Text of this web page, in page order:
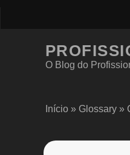
O Blog do
Início» Glossary»